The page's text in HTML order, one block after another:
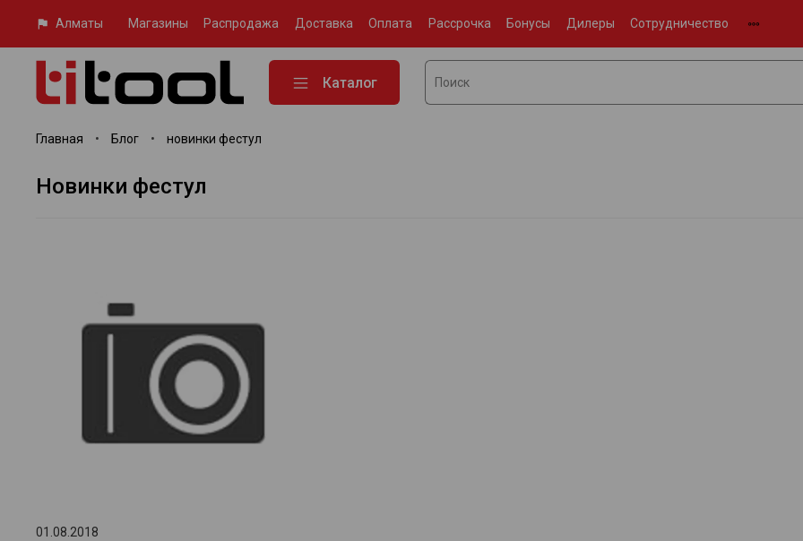
Алматы Магазины Распродажа Доставка Оплата Рассрочка Бонусы Дилеры Сотрудничество
Каталог
Главная Блог новинки фестул
новинки фестул
01.08.2018